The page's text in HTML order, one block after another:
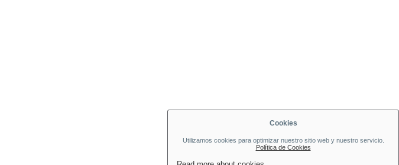
Cookies
Utilizamos cookies para optimizar nuestro sitio web y nuestro servicio.
Política de Cookies